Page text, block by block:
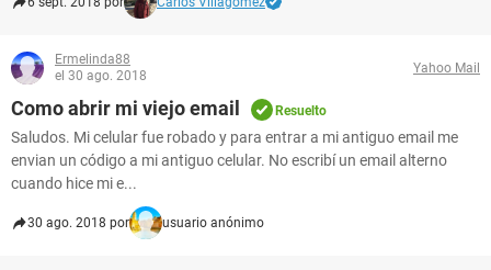
Ermelinda88
el 30 ago. 2018
Yahoo Mail
Como abrir mi viejo email Resuelto
Saludos. Mi celular fue robado y para entrar a mi antiguo email me
envian un código a mi antiguo celular. No escribí un email alterno
cuando hice mi e...
30 ago. 2018 por usuario anónimo